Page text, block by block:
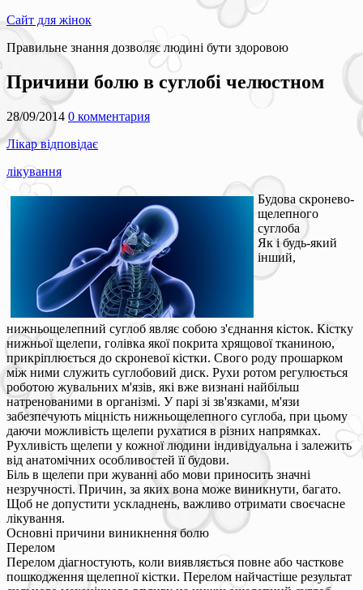
Сайт для жінок
Правильне знання дозволяє людині бути здоровою
Причини болю в суглобі челюстном
28/09/2014 0 комментария
Лікар відповідає
лікування
Будова скронево-
щелепного
суглоба
Як і будь-який
інший,
нижньощелепний суглоб являє собою з'єднання кісток. Кістку
нижньої щелепи, голівка якої покрита хрящової тканиною,
прикріплюється до скроневої кістки. Свого роду прошарком
між ними служить суглобовий диск. Рухи ротом регулюється
роботою жувальних м'язів, які вже визнані найбільш
натренованими в організмі. У парі зі зв'язками, м'язи
забезпечують міцність нижньощелепного суглоба, при цьому
даючи можливість щелепи рухатися в різних напрямках.
Рухливість щелепи у кожної людини індивідуальна і залежить
від анатомічних особливостей її будови.
Біль в щелепи при жуванні або мови приносить значні
незручності. Причин, за яких вона може виникнути, багато.
Щоб не допустити ускладнень, важливо отримати своєчасне
лікування.
Основні причини виникнення болю
Перелом
Перелом діагностують, коли виявляється повне або часткове
пошкодження щелепної кістки. Перелом найчастіше результат